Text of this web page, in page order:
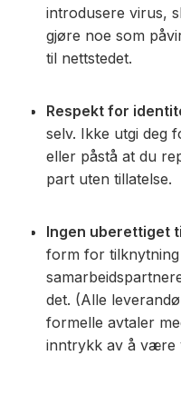
introdusere virus,
gjøre noe som
til nettstedet.
Respekt for
selv. Ikke utgi deg
eller påstå at du
part uten tillatelse.
Ingen uberettiget
form for
det. (Alle
formelle avtaler
inntrykk av å være